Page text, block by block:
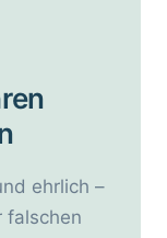
ehrlich –
falschen